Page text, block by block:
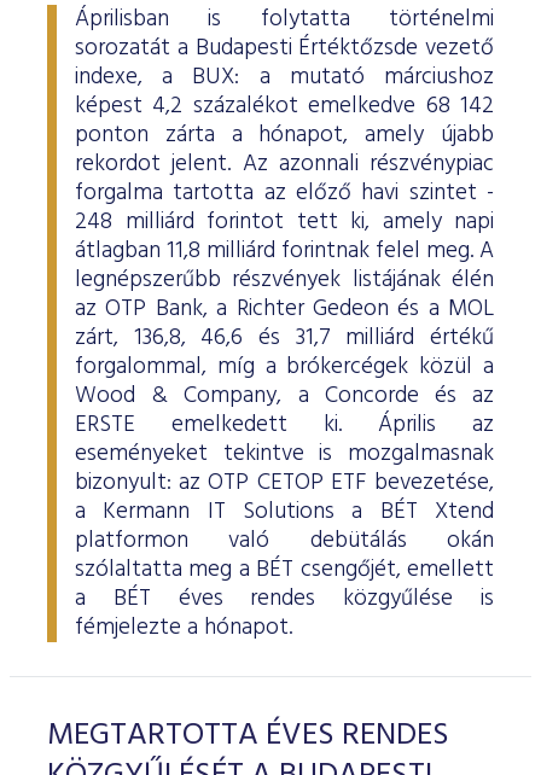
Áprilisban is folytatta történelmi
sorozatát a Budapesti Értéktőzsde vezető
indexe, a BUX: a mutató márciushoz
képest 4,2 százalékot emelkedve 68 142
ponton zárta a hónapot, amely újabb
rekordot jelent. Az azonnali részvénypiac
forgalma tartotta az előző havi szintet -
248 milliárd forintot tett ki, amely napi
átlagban 11,8 milliárd forintnak felel meg. A
legnépszerűbb részvények listájának élén
az OTP Bank, a Richter Gedeon és a MOL
zárt, 136,8, 46,6 és 31,7 milliárd értékű
forgalommal, míg a brókercégek közül a
Wood & Company, a Concorde és az
ERSTE emelkedett ki. Április az
eseményeket tekintve is mozgalmasnak
bizonyult: az OTP CETOP ETF bevezetése,
a Kermann IT Solutions a BÉT Xtend
platformon való debütálás okán
szólaltatta meg a BÉT csengőjét, emellett
a BÉT éves rendes közgyűlése is
fémjelezte a hónapot.
MEGTARTOTTA ÉVES RENDES